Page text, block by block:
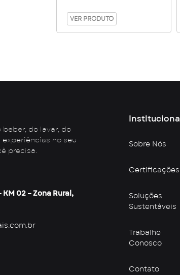
VER PRODUTO
beber, do lavar, do
experiências no seu
precisa.
KM 02 – Zona Rural,
Institucional
Sobre Nós
Certificações
Soluções
Sustentáveis
Trabalhe
Conosco
Contato